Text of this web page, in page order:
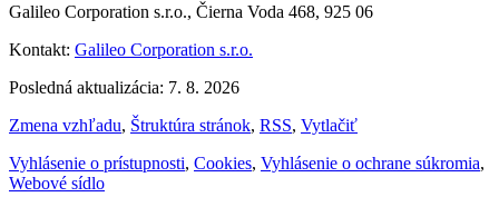
Galileo Corporation s.r.o., Čierna Voda 468, 925 06
Kontakt: Galileo Corporation s.r.o.
Posledná aktualizácia: 7. 8. 2026
Zmena vzhľadu, Štruktúra stránok, RSS, Vytlačiť
Vyhlásenie o prístupnosti, Cookies, Vyhlásenie o ochrane súkromia,
Webové sídlo